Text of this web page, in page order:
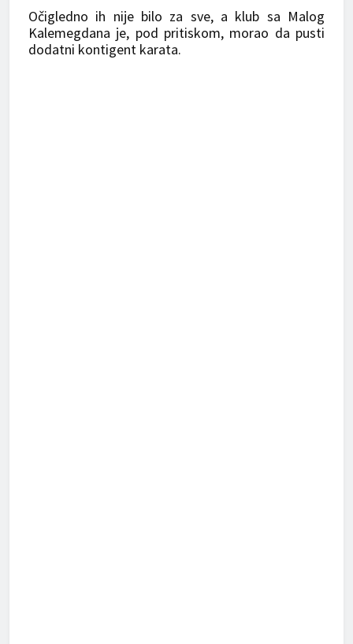
Očigledno ih nije bilo za sve, a klub sa Malog
Kalemegdana je, pod pritiskom, morao da pusti
dodatni kontigent karata.